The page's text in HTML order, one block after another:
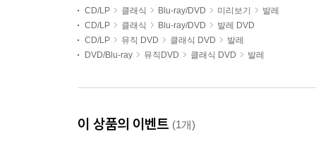
CD/LP 클래식 Blu-ray/DVD 미리보기
발레
CD/LP
클래식 Blu-ray/DVD
발레 DVD
CD/LP
뮤직 DVD 클래식 DVD
발레
DVD/Blu-ray
뮤직DVD 클래식 DVD 발레
이 상품의 이벤트 (1개)